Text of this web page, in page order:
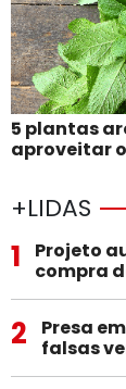
5 plantas
aproveitar
+LIDAS
1
Projeto
compra
2
Presa
falsas